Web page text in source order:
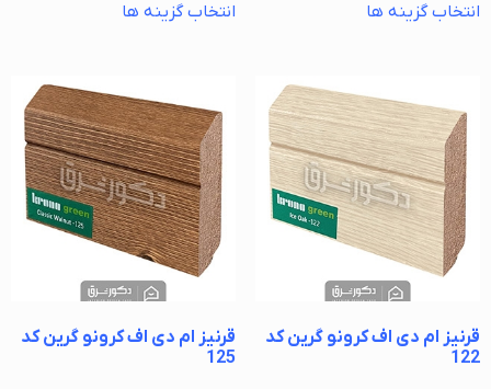
انتخاب گزینه ها انتخاب گزینه ها
قرنیز ام دی اف کرونو گرین کد
122
قرنیز ام دی اف کرونو گرین کد
125